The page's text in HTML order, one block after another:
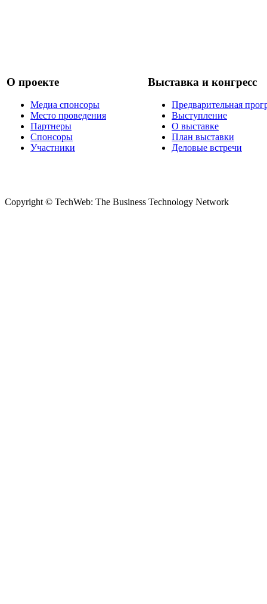
О проекте
Медиа спонсоры
Место проведения
Партнеры
Спонсоры
Участники
Выставка и конгресс
Предварительная
Выступление
О выставке
План выставки
Деловые встречи
Copyright © TechWeb: The Business Technology Network